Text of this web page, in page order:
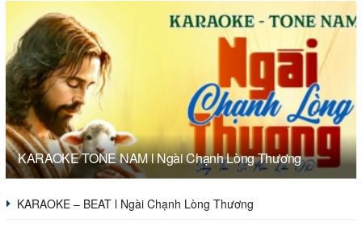
KARAOKE TONE NAM l Ngài Chạnh Lòng Thương
KARAOKE – BEAT l Ngài Chạnh Lòng Thương